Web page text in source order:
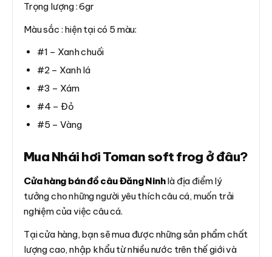
Trọng lượng : 6gr
Màu sắc : hiện tại có 5 màu:
#1 – Xanh chuối
#2 – Xanh lá
#3 – Xám
#4 – Đỏ
#5 – Vàng
Mua Nhái hơi Toman soft frog ở đâu?
Cửa hàng bán đồ câu Đăng Ninhlà địa điểm lý
tưởng cho những người yêu thích câu cá, muốn trải
nghiệm của việc câu cá.
Tại cửa hàng, bạn sẽ mua được những sản phẩm chất
lượng cao, nhập khẩu từ nhiều nước trên thế giới và